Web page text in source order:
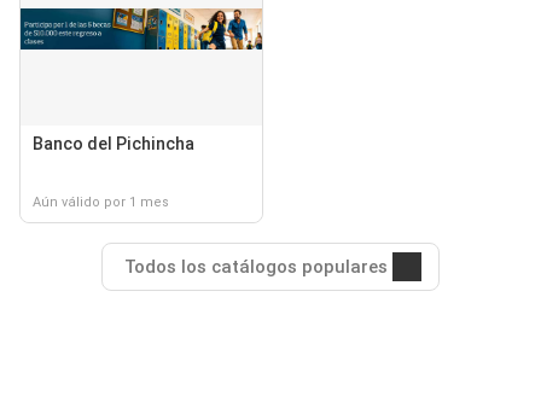
Banco del Pichincha
Aún válido por 1 mes
Todos los catálogos populares